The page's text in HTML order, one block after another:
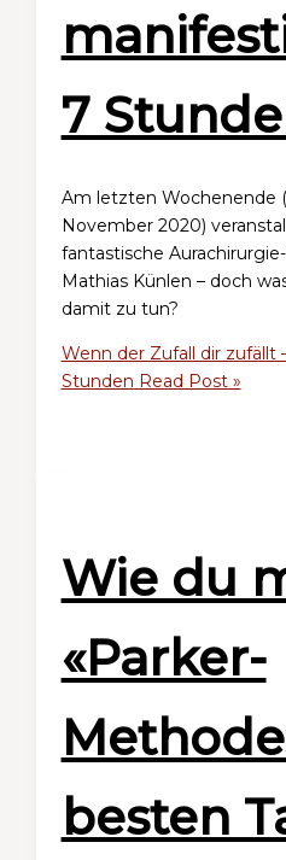
7
Am letzten Wochenende
November 2020)
fantastische
Mathias Künlen – doch
damit zu tun?
Wenn der Zufall dir zufällt
Stunden Read Post »
Wie du
«Parker-
besten